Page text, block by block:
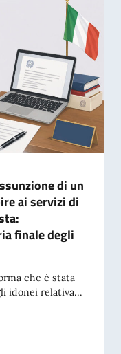
di un
ai servizi di
finale degli
che è stata
idonei relativa...
di un impiegato